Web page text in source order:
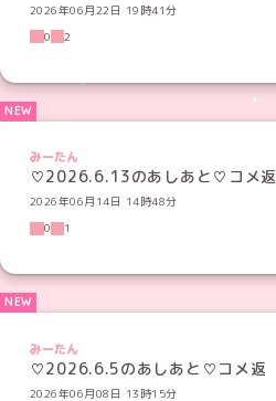
2026年06月22日 19時41分
0
2
みーたん
♡2026.6.13のあしあと♡コメ返
2026年06月14日 14時48分
0
1
みーたん
♡2026.6.5のあしあと♡コメ返
2026年06月08日 13時15分